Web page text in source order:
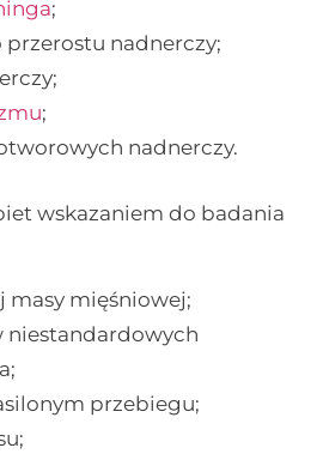
;
nadnerczy;
;
nadnerczy.
wskazaniem do badania
masy mięśniowej;
niestandardowych
przebiegu;